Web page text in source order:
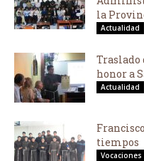
la
Actualidad
Traslado
honor a
Actualidad
tiempos
Vocaciones